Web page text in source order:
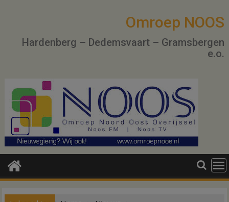
Omroep NOOS
Hardenberg – Dedemsvaart – Gramsbergen
e.o.